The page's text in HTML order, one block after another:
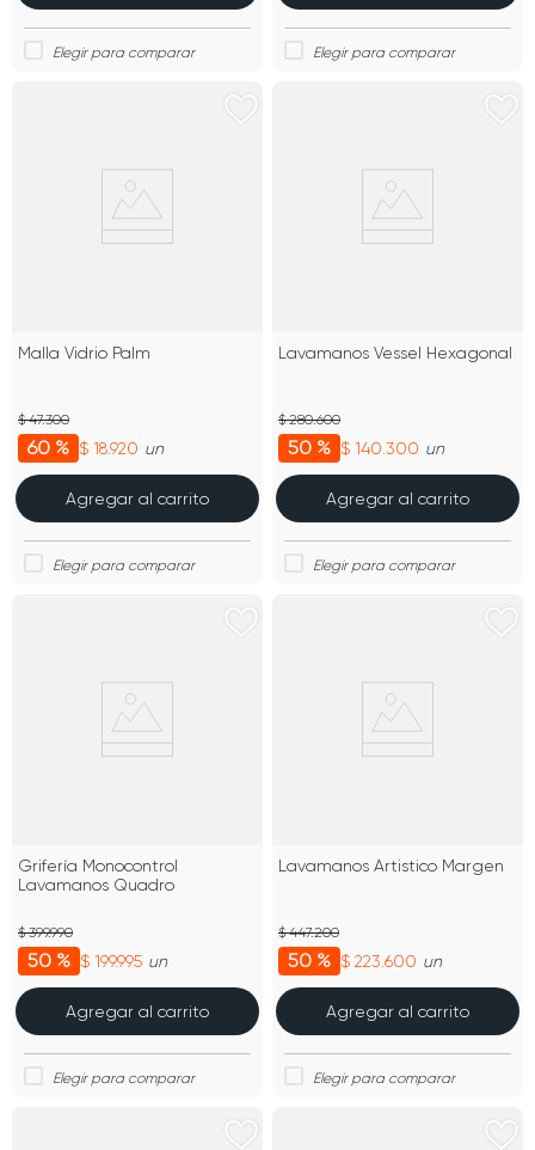
Malla Vidrio Palm
60 % $ 18.920
$ 47.300
un
Agregar al carrito
Lavamanos Vessel Hexagonal
50 % $ 140.300
$ 280.600
un
Agregar al carrito
Grifería Monocontrol
Lavamanos Quadro
50 % $ 199.995
$ 399.990
un
Agregar al carrito
Lavamanos Artistico Margen
50 % $ 223.600
$ 447.200
un
Agregar al carrito